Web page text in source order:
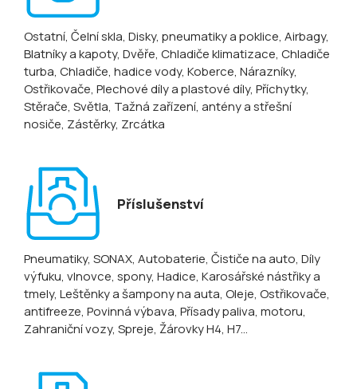
Ostatní, Čelní skla, Disky, pneumatiky a poklice, Airbagy,
Blatníky a kapoty, Dvěře, Chladiče klimatizace, Chladiče
turba, Chladiče, hadice vody, Koberce, Nárazníky,
Ostřikovače, Plechové díly a plastové díly, Příchytky,
Stěrače, Světla, Tažná zařízení, antény a střešní
nosiče, Zástěrky, Zrcátka
Příslušenství
Pneumatiky, SONAX, Autobaterie, Čističe na auto, Díly
výfuku, vlnovce, spony, Hadice, Karosářské nástřiky a
tmely, Leštěnky a šampony na auta, Oleje, Ostřikovače,
antifreeze, Povinná výbava, Přísady paliva, motoru,
Zahraniční vozy, Spreje, Žárovky H4, H7...